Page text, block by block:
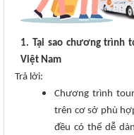
1. Tại sao chương trình
Việt Nam
Trả lời:
Chương trình
trên cơ sở phù
đều có thể dễ